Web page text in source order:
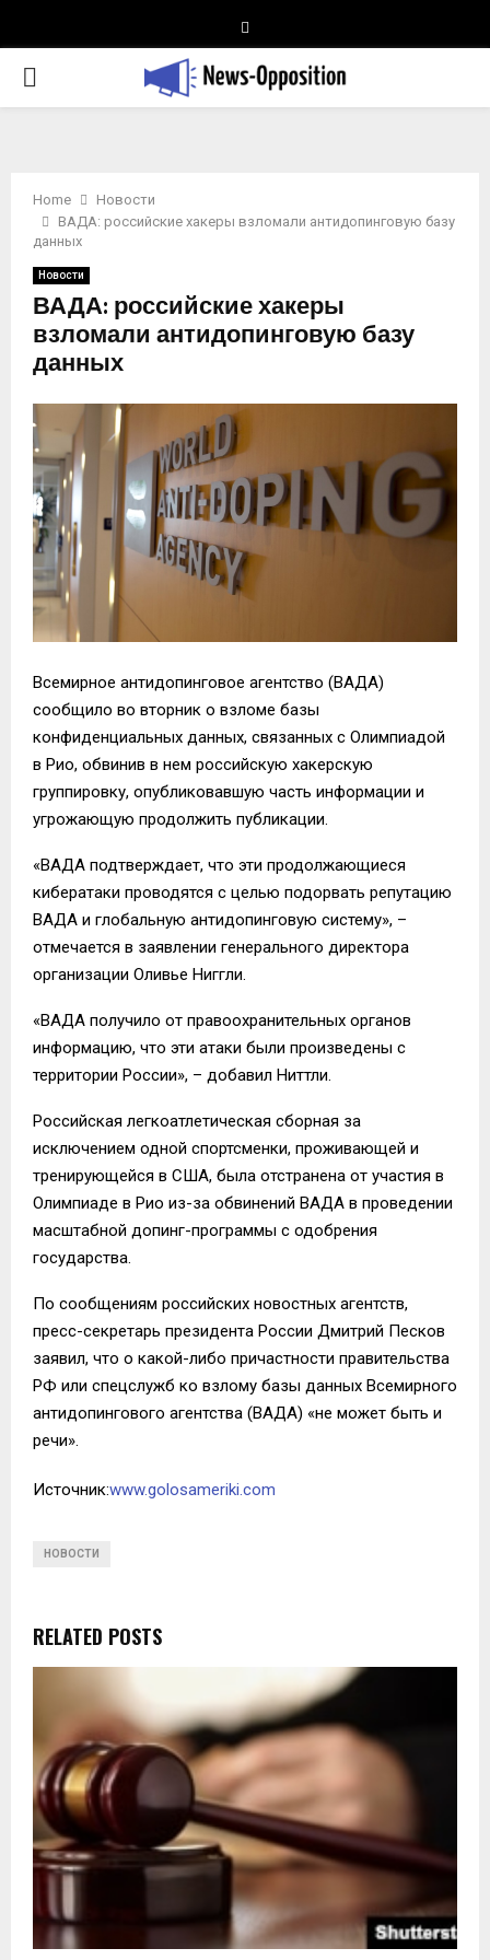
PRIMARY
Home
Новости
ВАДА: российские хакеры взломали антидопинговую базу
данных
Новости
ВАДА: российские хакеры
взломали антидопинговую базу
данных
Всемирное антидопинговое агентство (ВАДА)
сообщило во вторник о взломе базы
конфиденциальных данных, связанных с Олимпиадой
в Рио, обвинив в нем российскую хакерскую
группировку, опубликовавшую часть информации и
угрожающую продолжить публикации.
«ВАДА подтверждает, что эти продолжающиеся
кибератаки проводятся с целью подорвать репутацию
ВАДА и глобальную антидопинговую систему», –
отмечается в заявлении генерального директора
организации Оливье Ниггли.
«ВАДА получило от правоохранительных органов
информацию, что эти атаки были произведены с
территории России», – добавил Ниттли.
Российская легкоатлетическая сборная за
исключением одной спортсменки, проживающей и
тренирующейся в США, была отстранена от участия в
Олимпиаде в Рио из-за обвинений ВАДА в проведении
масштабной допинг-программы с одобрения
государства.
По сообщениям российских новостных агентств,
пресс-секретарь президента России Дмитрий Песков
заявил, что о какой-либо причастности правительства
РФ или спецслужб ко взлому базы данных Всемирного
антидопингового агентства (ВАДА) «не может быть и
речи».
Источник:www.golosameriki.com
НОВОСТИ
RELATED POSTS